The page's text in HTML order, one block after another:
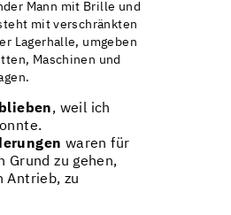
, weil ich
waren für
Grund zu gehen,
Antrieb, zu